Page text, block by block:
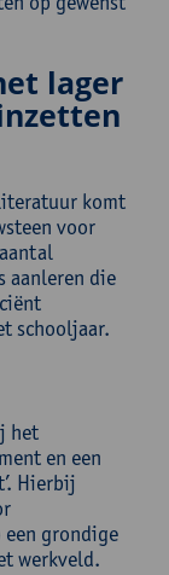
lager
komt
voor
aanleren die
schooljaar.
het
en een
Hierbij
een grondige
werkveld.